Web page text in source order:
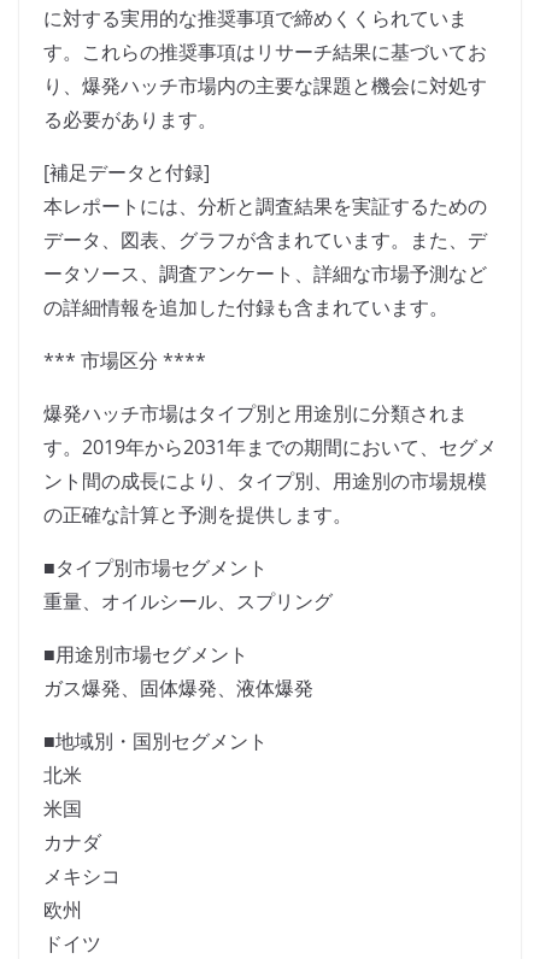
に対する実用的な推奨事項で締めくくられていま
す。これらの推奨事項はリサーチ結果に基づいてお
り、爆発ハッチ市場内の主要な課題と機会に対処す
る必要があります。
[補足データと付録]
本レポートには、分析と調査結果を実証するための
データ、図表、グラフが含まれています。また、デ
ータソース、調査アンケート、詳細な市場予測など
の詳細情報を追加した付録も含まれています。
*** 市場区分 ****
爆発ハッチ市場はタイプ別と用途別に分類されま
す。2019年から2031年までの期間において、セグメ
ント間の成長により、タイプ別、用途別の市場規模
の正確な計算と予測を提供します。
■タイプ別市場セグメント
重量、オイルシール、スプリング
■用途別市場セグメント
ガス爆発、固体爆発、液体爆発
■地域別・国別セグメント
北米
米国
カナダ
メキシコ
欧州
ドイツ